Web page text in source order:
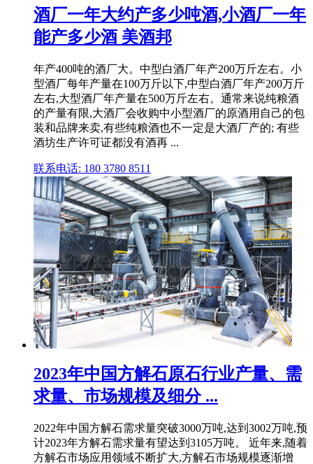
酒厂一年大约产多少吨酒,小酒厂一年
能产多少酒 美酒邦
年产400吨的酒厂大。中型白酒厂年产200万斤左右。小
型酒厂每年产量在100万斤以下,中型白酒厂年产200万斤
左右,大型酒厂年产量在500万斤左右。通常来说纯粮酒
的产量有限,大酒厂会收购中小型酒厂的原酒用自己的包
装和品牌来卖,有些纯粮酒也不一定是大酒厂产的; 有些
酒坊生产许可证都没有酒再 ...
联系电话: 180 3780 8511
2023年中国方解石原石行业产量、需
求量、市场规模及细分 ...
2022年中国方解石需求量突破3000万吨,达到3002万吨,预
计2023年方解石需求量有望达到3105万吨。 近年来,随着
方解石市场应用领域不断扩大,方解石市场规模逐渐增